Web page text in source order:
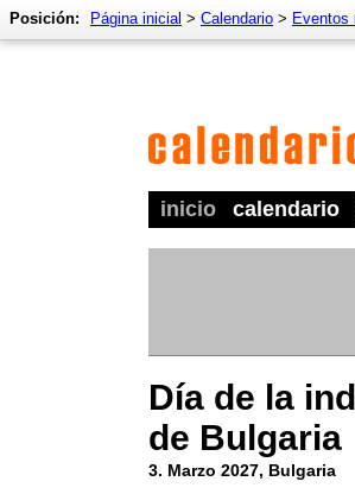
inicio calendario
Posición: Página inicial > Calendario > Eventos
Día de la
de Bulgaria
3. Marzo 2027, Bulgaria